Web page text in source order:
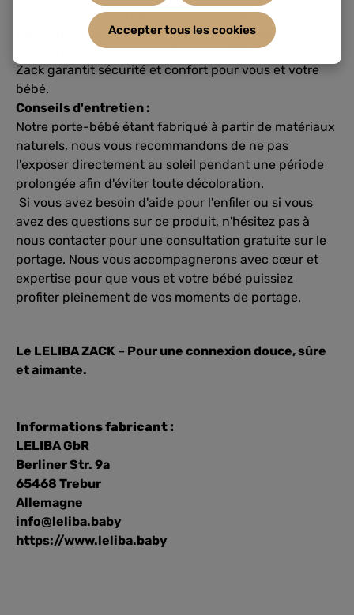
teneur en lin lui confère sa texture unique.
Développé par des consultants en portage :
Développé avec une expertise complète, le LELIBA
Zack garantit sécurité et confort pour vous et votre
bébé.
Conseils d'entretien :
Notre porte-bébé étant fabriqué à partir de matériaux
naturels, nous vous recommandons de ne pas
l'exposer directement au soleil pendant une période
prolongée afin d'éviter toute décoloration.
Si vous avez besoin d'aide pour l'enfiler ou si vous
avez des questions sur ce produit, n'hésitez pas à
nous contacter pour une consultation gratuite sur le
portage. Nous vous accompagnerons avec cœur et
expertise pour que vous et votre bébé puissiez
profiter pleinement de vos moments de portage.
Le LELIBA ZACK – Pour une connexion douce, sûre
et aimante.
Informations fabricant :
LELIBA GbR
Berliner Str. 9a
65468 Trebur
Allemagne
info@leliba.baby
https://www.leliba.baby
Accepter tous les cookies